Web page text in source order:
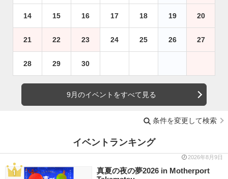
14 15 16 17 18 19 20
21 22 23 24 25 26 27
28 29 30
9月のイベントをすべて見る
条件を変更して検索
イベントランキング
2026年8月9日
真夏の夜の夢2026 in Motherport